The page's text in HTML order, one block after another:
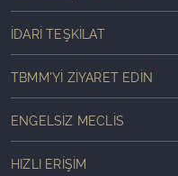
İDARI TEŞKILAT
TBMM'YI ZIYARET EDIN
ENGELSIZ MECLIS
HIZLI ERIŞIM